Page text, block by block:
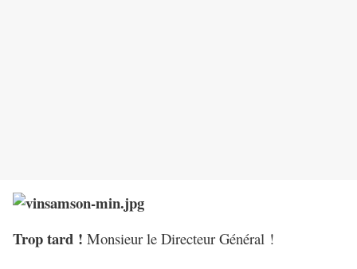
Trop tard ! Monsieur le Directeur Général !